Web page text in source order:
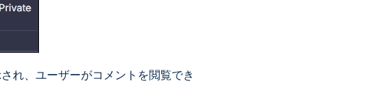
れ、ユーザーがコメントを閲覧でき